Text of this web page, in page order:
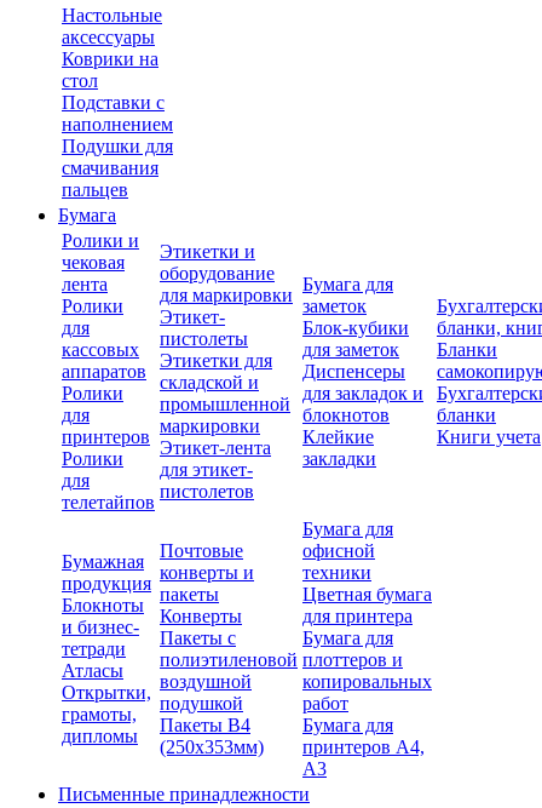
Настольные
аксессуары
Коврики на
стол
Подставки с
наполнением
Подушки для
смачивания
пальцев
Бумага
Ролики и
чековая
лента
Ролики
для
кассовых
аппаратов
Ролики
для
принтеров
Ролики
для
телетайпов
Этикетки и
оборудование
для маркировки
Этикет-
пистолеты
Этикетки для
складской и
промышленной
маркировки
Этикет-лента
для этикет-
пистолетов
Бумага для
заметок
Блок-кубики
для заметок
Диспенсеры
для закладок и
блокнотов
Клейкие
закладки
бланки,
Бланки
бланки
Книги учета
Бумажная
продукция
Блокноты
и бизнес-
тетради
Атласы
Открытки,
грамоты,
дипломы
Почтовые
конверты и
пакеты
Конверты
Пакеты с
полиэтиленовой
воздушной
подушкой
Пакеты В4
(250х353мм)
Бумага для
офисной
техники
Цветная бумага
для принтера
Бумага для
плоттеров и
копировальных
работ
Бумага для
принтеров А4,
А3
Письменные принадлежности